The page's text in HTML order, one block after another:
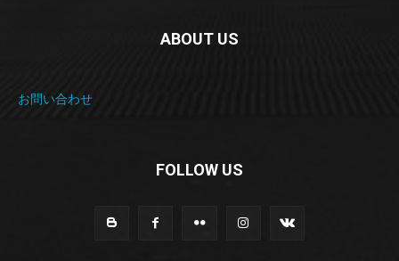
ABOUT US
お問い合わせ
FOLLOW US